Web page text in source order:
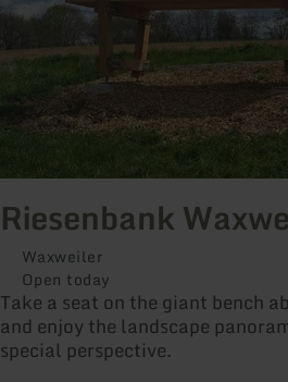
Riesenbank
Waxweiler
Open today
Take a seat on the giant bench
and enjoy the landscape
special perspective.